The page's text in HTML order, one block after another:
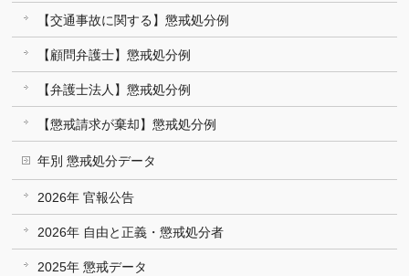
【交通事故に関する】懲戒処分例
【顧問弁護士】懲戒処分例
【弁護士法人】懲戒処分例
【懲戒請求が棄却】懲戒処分例
年別 懲戒処分データ
2026年 官報公告
2026年 自由と正義・懲戒処分者
2025年 懲戒データ